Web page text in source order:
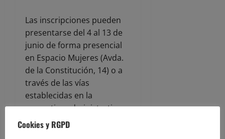
Las inscripciones pueden
presentarse del 4 al 13 de
junio de forma presencial
en Espacio Mujeres (Avda.
de la Constitución, 14) o a
través de las vías
establecidas en la
normativa administrativa.
La información completa,
junto con las normas del
Cookies y RGPD